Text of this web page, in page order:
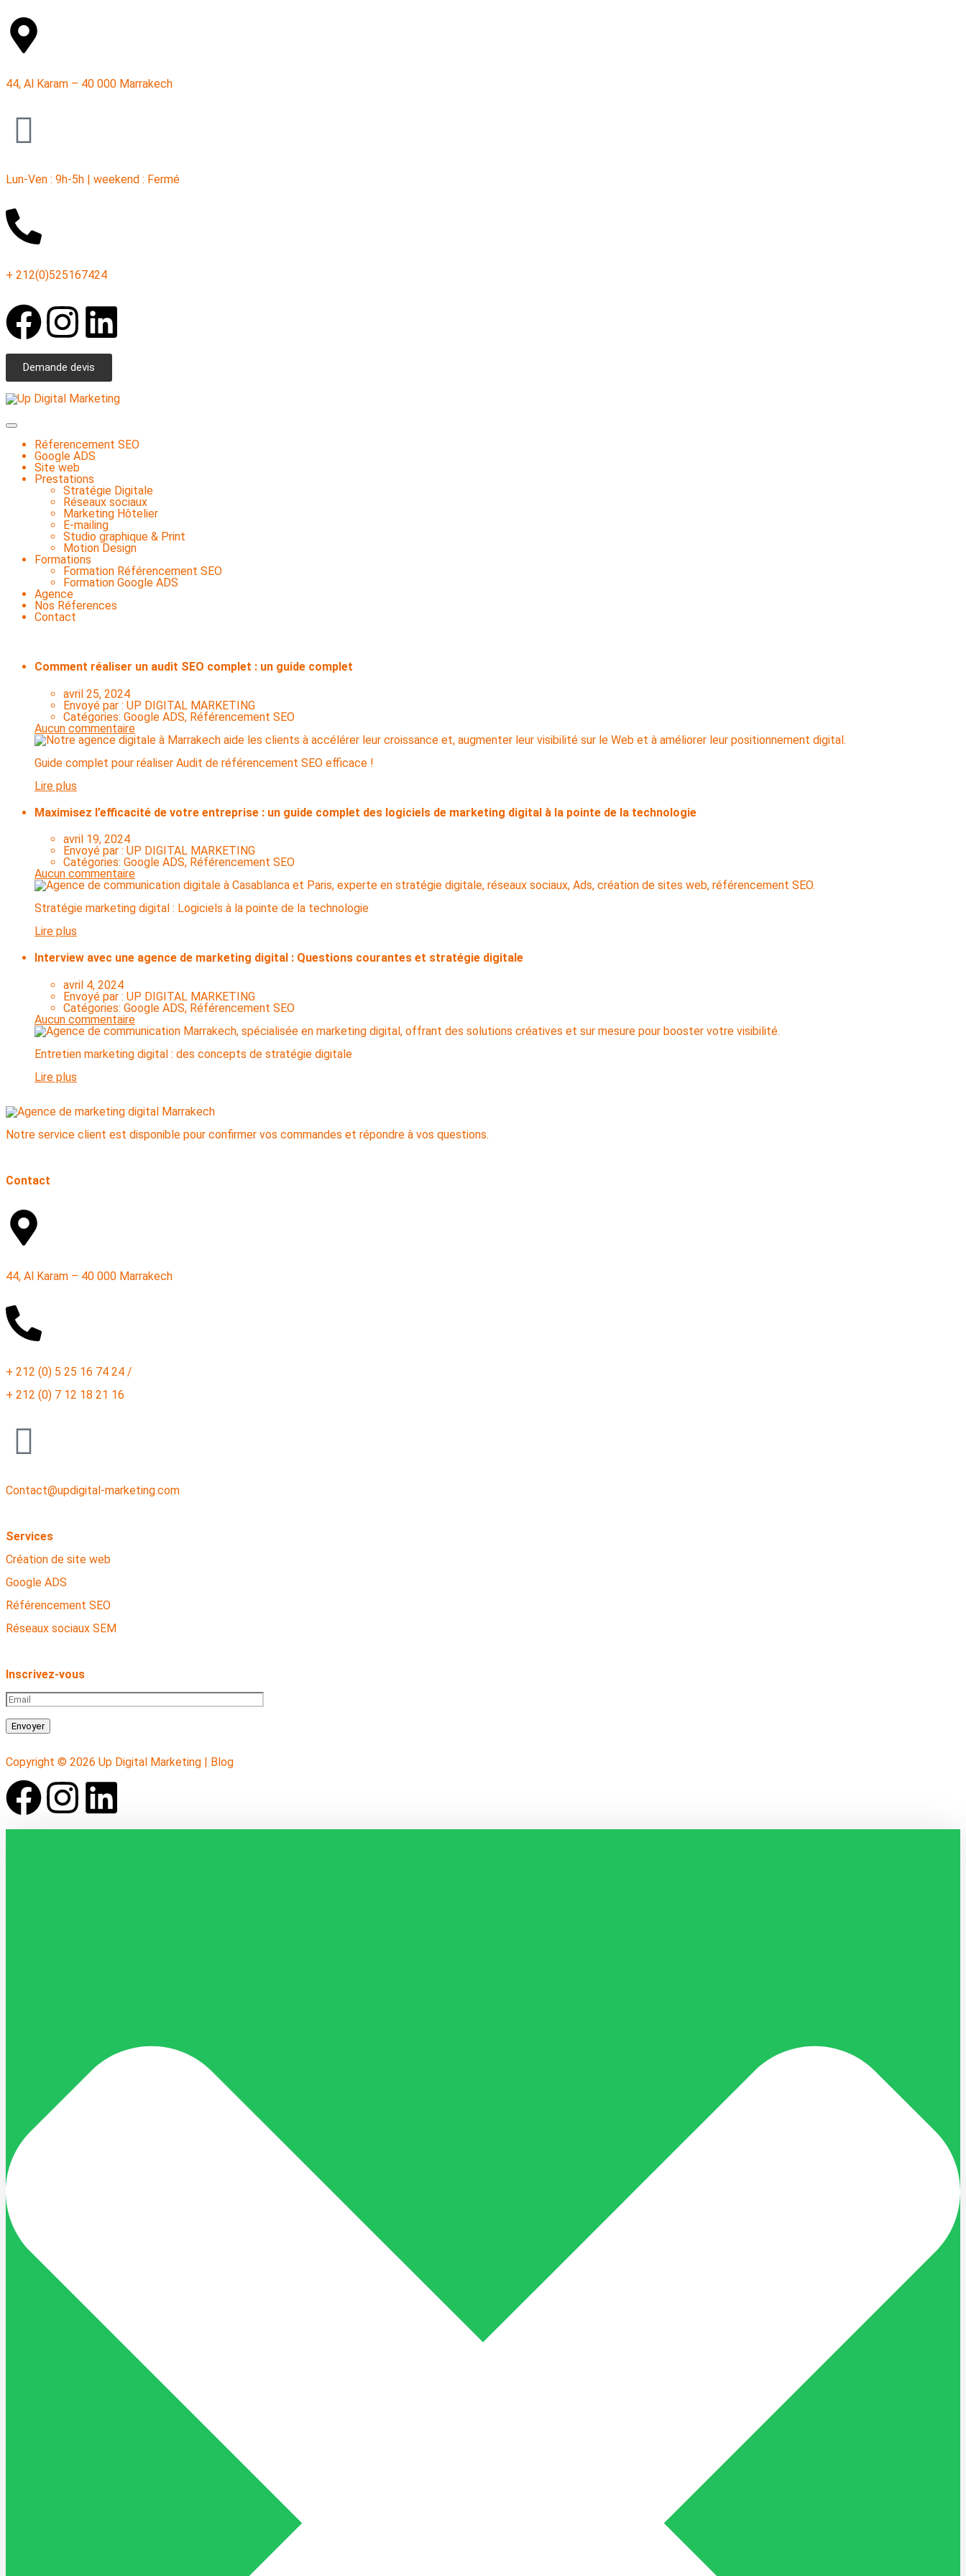
44, Al Karam – 40 000 Marrakech
Lun-Ven : 9h-5h | weekend : Fermé
+ 212(0)525167424
Demande devis
Réferencement SEO
Google ADS
Site web
Prestations
Stratégie Digitale
Réseaux sociaux
Marketing Hôtelier
E-mailing
Studio graphique & Print
Motion Design
Formations
Formation Référencement SEO
Formation Google ADS
Agence
Nos Réferences
Contact
Comment réaliser un audit SEO complet : un guide complet
avril 25, 2024
Envoyé par : UP DIGITAL MARKETING
Catégories: Google ADS, Référencement SEO
Aucun commentaire
Guide complet pour réaliser Audit de référencement SEO efficace !
Lire plus
Maximisez l’efficacité de votre entreprise : un guide complet des logiciels de marketing digital à la pointe de la technologie
avril 19, 2024
Envoyé par : UP DIGITAL MARKETING
Catégories: Google ADS, Référencement SEO
Aucun commentaire
Stratégie marketing digital : Logiciels à la pointe de la technologie
Lire plus
Interview avec une agence de marketing digital : Questions courantes et stratégie digitale
avril 4, 2024
Envoyé par : UP DIGITAL MARKETING
Catégories: Google ADS, Référencement SEO
Aucun commentaire
Entretien marketing digital : des concepts de stratégie digitale
Lire plus
Notre service client est disponible pour confirmer vos commandes et répondre à vos questions.
Contact
44, Al Karam – 40 000 Marrakech
+ 212 (0) 5 25 16 74 24 /
+ 212 (0) 7 12 18 21 16
Contact@updigital-marketing.com
Services
Création de site web
Google ADS
Référencement SEO
Réseaux sociaux SEM
Inscrivez-vous
Envoyer
Copyright © 2026 Up Digital Marketing | Blog